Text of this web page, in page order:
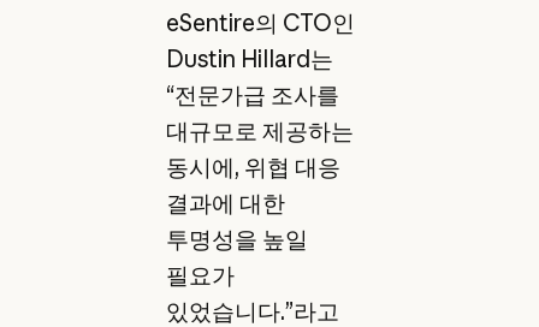
eSentire의 CTO인
Dustin Hillard는
“전문가급 조사를
대규모로 제공하는
동시에, 위협 대응
결과에 대한
투명성을 높일
필요가
있었습니다.”라고